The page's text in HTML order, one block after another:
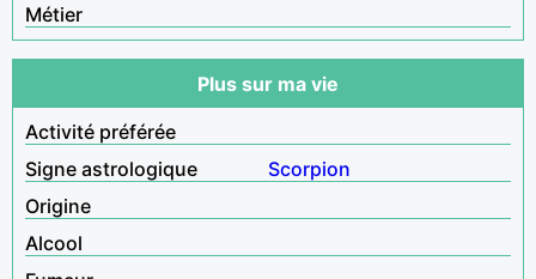
Métier
Plus sur ma vie
Activité préférée
Signe astrologique
Scorpion
Origine
Alcool